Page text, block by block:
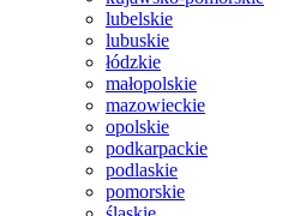
lubelskie
lubuskie
łódzkie
małopolskie
mazowieckie
opolskie
podkarpackie
podlaskie
pomorskie